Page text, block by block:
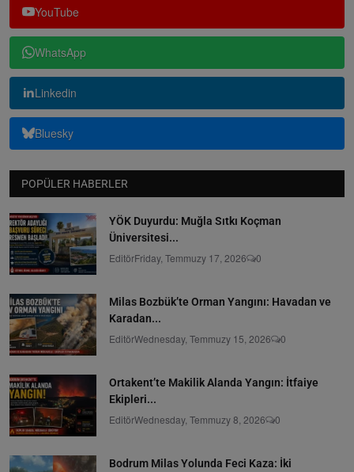
YouTube
WhatsApp
Linkedin
Bluesky
POPÜLER HABERLER
YÖK Duyurdu: Muğla Sıtkı Koçman
Üniversitesi...
EditörFriday, Temmuzy 17, 2026 0
Milas Bozbük’te Orman Yangını: Havadan ve
Karadan...
EditörWednesday, Temmuzy 15, 2026 0
Ortakent’te Makilik Alanda Yangın: İtfaiye
Ekipleri...
EditörWednesday, Temmuzy 8, 2026 0
Bodrum Milas Yolunda Feci Kaza: İki